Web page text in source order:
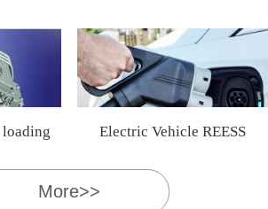
Electric Vehicle REESS
More>>